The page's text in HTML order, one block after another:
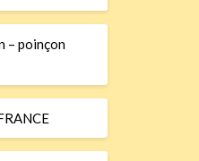
– poinçon